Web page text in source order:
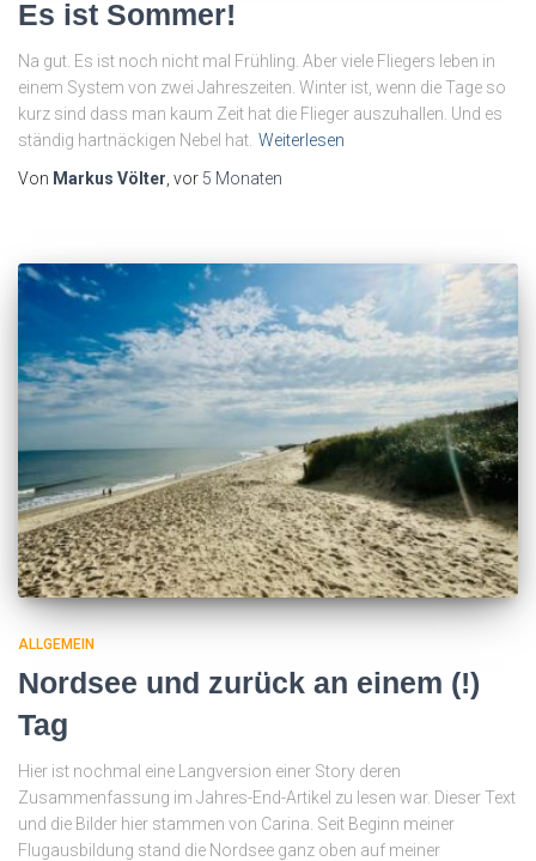
Es ist Sommer!
Na gut. Es ist noch nicht mal Frühling. Aber viele Fliegers leben in
einem System von zwei Jahreszeiten. Winter ist, wenn die Tage so
kurz sind dass man kaum Zeit hat die Flieger auszuhallen. Und es
ständig hartnäckigen Nebel hat. Weiterlesen
Von Markus Völter , vor 5 Monaten
ALLGEMEIN
Nordsee und zurück an einem (!)
Tag
Hier ist nochmal eine Langversion einer Story deren
Zusammenfassung im Jahres-End-Artikel zu lesen war. Dieser Text
und die Bilder hier stammen von Carina. Seit Beginn meiner
Flugausbildung stand die Nordsee ganz oben auf meiner